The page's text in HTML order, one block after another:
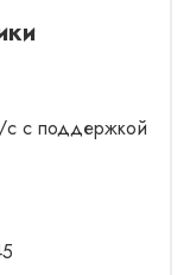
с поддержкой